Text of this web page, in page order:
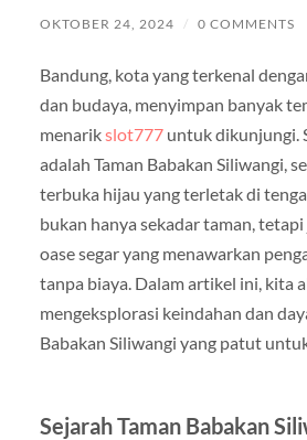
OKTOBER 24, 2024 / 0 COMMENTS
Bandung, kota yang terkenal
dan budaya, menyimpan banyak
menarikslot777untuk dikunjungi.
adalah Taman Babakan Siliwangi,
terbuka hijau yang terletak di
bukan hanya sekadar taman,
oase segar yang menawarkan
tanpa biaya. Dalam artikel ini, kita
mengeksplorasi keindahan dan
Babakan Siliwangi yang patut
Sejarah Taman Babakan